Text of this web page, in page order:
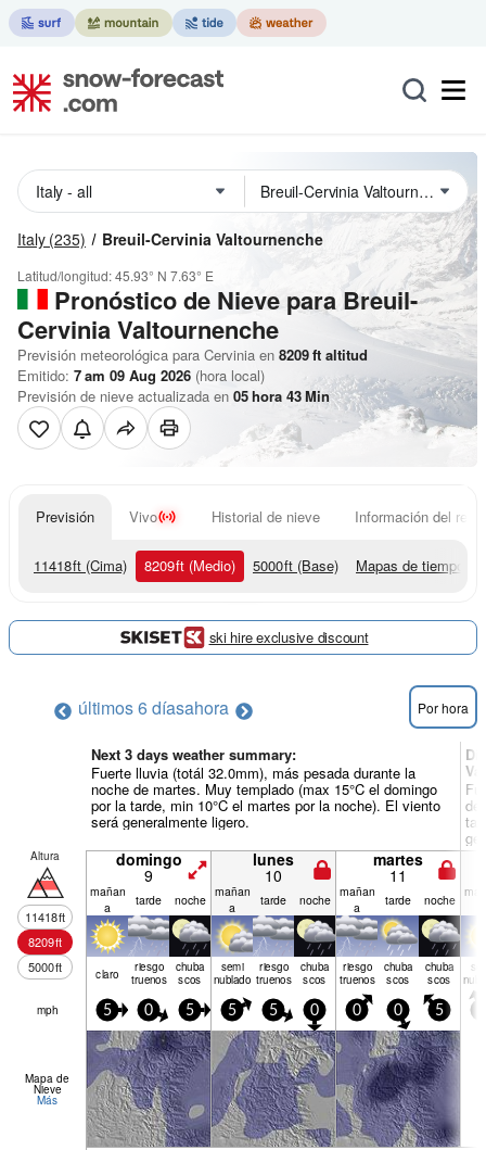
Italy (235) Breuil-Cervinia Valtournenche
Latitud/longitud:45.93° N 7.63° E
Pronóstico de Nievepara Breuil-
Cervinia Valtournenche
Previsión meteorológica para Cervinia en 8209ft altitud
Emitido: 7 am 09 Aug 2026 (hora local)
Previsión de nieve actualizada en 05hora 43Min
Previsión Vivo Historial de nieve Información del
11418ft (Cima) 8209ft (Medio) 5000ft (Base) Mapas de tiempo
ski hire exclusive discount
últimos 6 díasahora Por hora
Next 3 days weather summary:
Fuerte lluvia (totál 32.0mm), más pesada durante la
noche de martes. Muy templado (max 15°C el domingo
por la tarde, min 10°C el martes por la noche). El viento
será generalmente ligero.
de
Altura
11418ft
8209ft
5000ft
domingo
9
lunes
10
martes
11
mañan
a
tarde noche mañan
a
tarde noche mañan
a
tarde noche
claro riesgo
truenos
chuba
scos
semi
nublado
riesgo
truenos
chuba
scos
riesgo
truenos
chuba
scos
chuba
scos
mph 5 0 5 5 5 0 0 0 5
Mapa de
Nieve
Más